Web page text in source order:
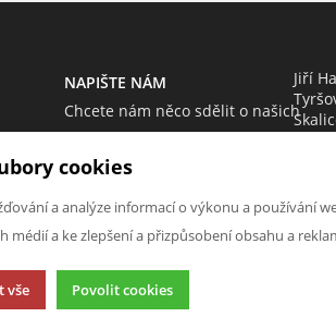
NAPIŠTE NÁM
Chcete nám něco sdělit o našich
Neváhejte napsat.
Chci napsat zprávu
Jiří
cookies
a analýze informací o výkonu a používání
médií a ke zlepšení a přizpůsobení obsahu a
vše Povolit cookies